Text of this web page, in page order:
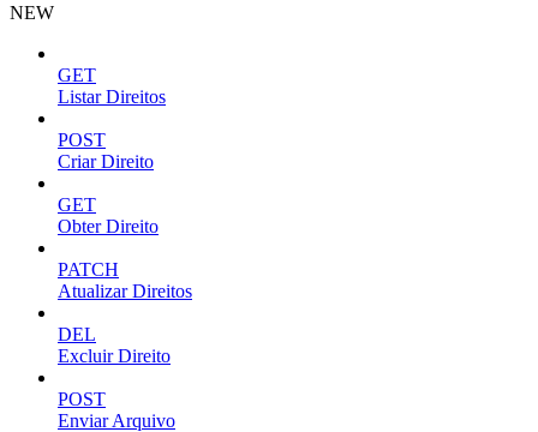
NEW
GET
Listar Direitos
POST
Criar Direito
GET
Obter Direito
PATCH
Atualizar Direitos
DEL
Excluir Direito
POST
Enviar Arquivo